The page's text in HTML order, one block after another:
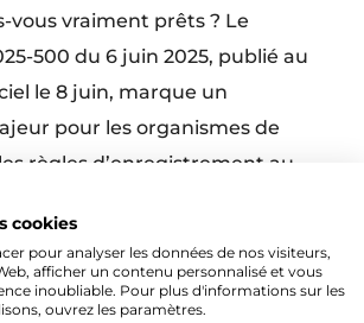
vous vraiment prêts ? Le
500 du 6 juin 2025, publié au
le 8 juin, marque un
pour les organismes de
règles d’enregistrement au
Entrées suivantes »
cookies
pour analyser les données de nos visiteurs,
afficher un contenu personnalisé et vous
inoubliable. Pour plus d'informations sur les
ouvrez les paramètres.